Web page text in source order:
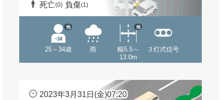
死亡(0) 負傷(1)
25～34歳
他
雨
幅5.5～
13.0m
他
３灯式信号
2023年3月31日(金)07:20